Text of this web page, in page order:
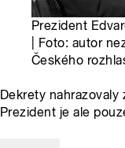
Prezident
| Foto: autor
Českého
Dekrety nahrazovaly
Prezident je ale